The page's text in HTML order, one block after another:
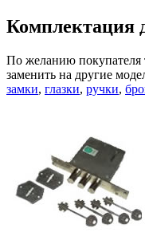
Комплектация
По желанию
заменить на другие
замки, глазки, ручки,